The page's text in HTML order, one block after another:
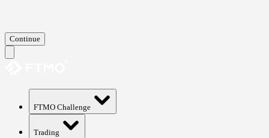
Continue
FTMO Challenge
Trading